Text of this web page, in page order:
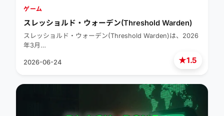
★1.5
ゲーム
スレッショルド・ウォーデン(Threshold Warden)
スレッショルド・ウォーデン(Threshold Warden)は、2026
年3月…
2026-06-24